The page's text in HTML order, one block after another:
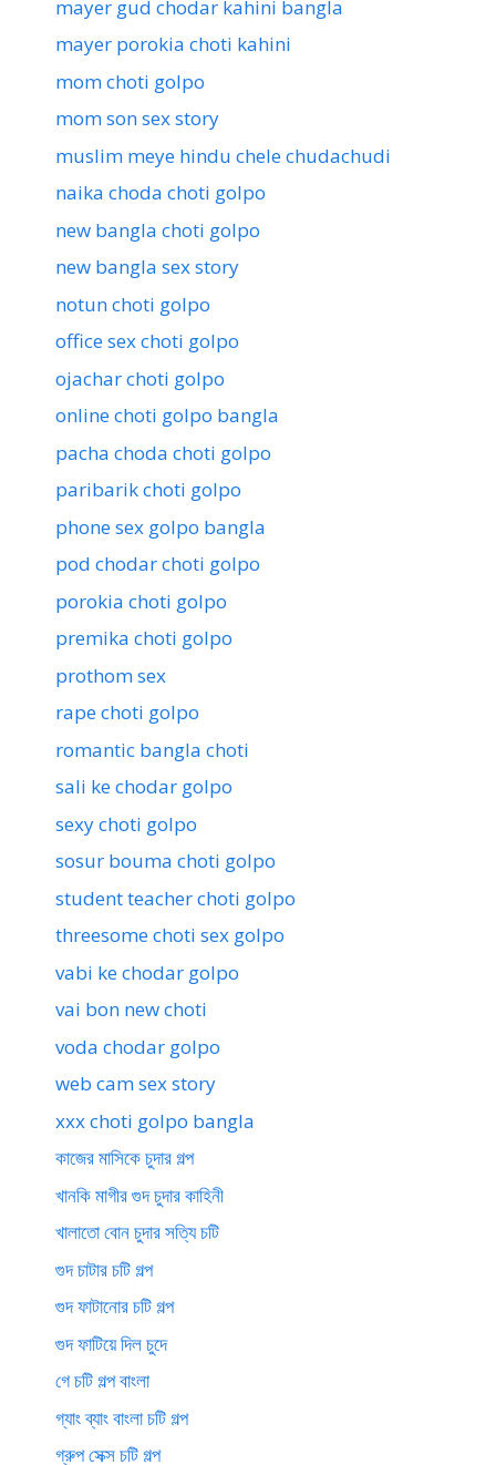
mayer gud chodar kahini bangla
mayer porokia choti kahini
mom choti golpo
mom son sex story
muslim meye hindu chele chudachudi
naika choda choti golpo
new bangla choti golpo
new bangla sex story
notun choti golpo
office sex choti golpo
ojachar choti golpo
online choti golpo bangla
pacha choda choti golpo
paribarik choti golpo
phone sex golpo bangla
pod chodar choti golpo
porokia choti golpo
premika choti golpo
prothom sex
rape choti golpo
romantic bangla choti
sali ke chodar golpo
sexy choti golpo
sosur bouma choti golpo
student teacher choti golpo
threesome choti sex golpo
vabi ke chodar golpo
vai bon new choti
voda chodar golpo
web cam sex story
xxx choti golpo bangla
কাজের মাসিকে চুদার গল্প
খানকি মাগীর গুদ চুদার কাহিনী
খালাতো বোন চুদার সত্যি চটি
গুদ চাটার চটি গল্প
গুদ ফাটানোর চটি গল্প
গুদ ফাটিয়ে দিল চুদে
গে চটি গল্প বাংলা
গ্যাং ব্যাং বাংলা চটি গল্প
গ্রুপ সেক্স চটি গল্প